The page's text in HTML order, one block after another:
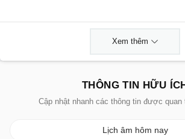
Xem thêm
THÔNG TIN HỮU
Cập nhật nhanh các thông tin được quan
Lịch âm hôm nay